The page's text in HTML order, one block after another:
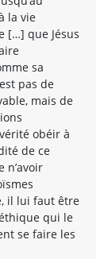
la vie
[…] que Jésus
sa
pas de
mais de
obéir à
de ce
n’avoir
il lui faut être
qui le
se faire les